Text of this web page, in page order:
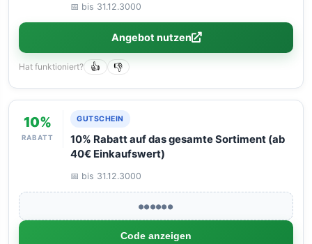
📅 bis 31.12.3000
Angebot nutzen
Hat funktioniert? 👍 👎
10%
RABATT
GUTSCHEIN
10% Rabatt auf das gesamte Sortiment (ab
40€ Einkaufswert)
📅 bis 31.12.3000
●●●●●●
Code anzeigen